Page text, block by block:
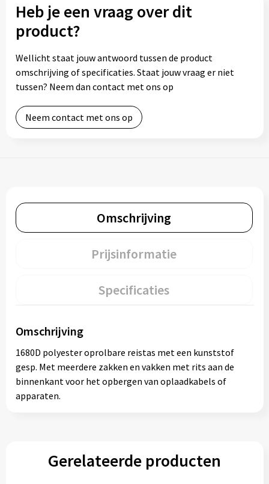
Heb je een vraag over dit
product?
Wellicht staat jouw antwoord tussen de product
omschrijving of specificaties. Staat jouw vraag er niet
tussen? Neem dan contact met ons op
Neem contact met ons op
Omschrijving
Prijsinformatie
Specificaties
Omschrijving
1680D polyester oprolbare reistas met een kunststof
gesp. Met meerdere zakken en vakken met rits aan de
binnenkant voor het opbergen van oplaadkabels of
apparaten.
Gerelateerde producten